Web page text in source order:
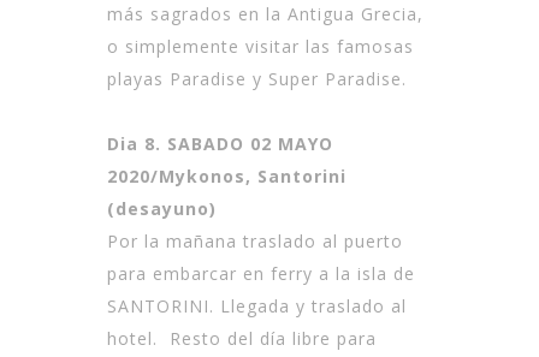
más sagrados en la Antigua Grecia,
o simplemente visitar las famosas
playas Paradise y Super Paradise.
Dia 8. SABADO 02 MAYO
2020/Mykonos, Santorini
(desayuno)
Por la mañana traslado al puerto
para embarcar en ferry a la isla de
SANTORINI. Llegada y traslado al
hotel. Resto del día libre para